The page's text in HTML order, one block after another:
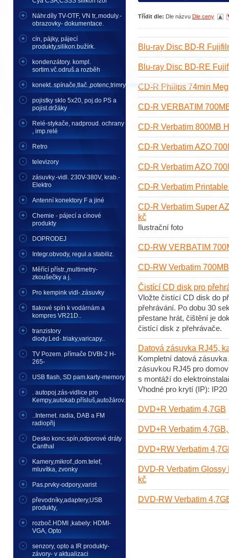
Náhr.díly TV-OTF, VN tr,.moduly.-
obrazovky- dokumentace.
cín, pájky, pájecí
produkty,silikon.bužírk.
kondenzátory. kompl.
sortim.vč.odruš.a rozběh
konekt..spínače,tlač.,potenc,trimry,mikrosp,filtry,rezon.kryst..
pojistky sklo 5x20, poj.do PS a
pojist.držáky
Relé-stykače, nadproud. ochrany
, imp.relé
Retro
televizory
zásuvky.-vidl. 230V-380V, krab.-
Elektro
Antenní konektory F a jiné
Chemie - pájecí a cínové
produkty
DOPRODEJ
Integr.obvody, regul.a stabiliz.
Měřící přístr.,multimetry-
zkoušečky a j.
Pro kempink vidl-.zásuvky
tlakové spín k vodárnám a
kompres VR21D..
tranzistory
diody.Led-.triaky,varicapy..
TV Pozem. přímače DVBt-2 H-
265-
USB flash, SD pam.karty-memory
. autopoj.zás-vidlice pro
Kempy,autokab.přísluš,autožárov.
..Internet. radia, DAB a FM
radiopřij
Desko konc.spín,odporové dráty
Canthal
Kamery,mikrof.,dom.telef,
mluvítka, zvonky
Pas.prvky-odpory,varist
převodníky,adaptery,USB
produkty,
rozboč.HDMI ,kabely: HDMI-
VGA, Opto
senzory, opto a IR produkty-
závory- v aktualizaci
Třídit dle: Dle názvu Dle ceny
Blu-ray Disc BD-R
Blu-ray Disc BD-RE
CD-R Philips 74min
CD-R VERBATIM
CD-R Verbatim 800MB
CD-R Verbatim AZO
CD-R Verbatim AZO
CD-R Verbatim
CD-R Verbatim Super
kč
Ilustrační foto
CD-RW VERBATIM
CD-RW Verbatim
Čistící CD disk pro
Vložte čistící CD disk do
přehrávání. Po dobu 30
přestane hrát, čištění je
čistící disk z přehrávače.
Datová zásuvka RJ45,
Kompletní datová
zásuvkou RJ45 pro
s montáží do
Vhodné pro krytí (IP):
DVD+R Verbatim 4,7GB
DVD+R Verbatim
DVD+RW Verbatim
DVD-R Verbatim
kč
DVD-RW Verbatim